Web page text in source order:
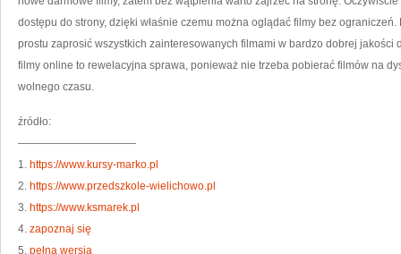
dostępu do strony, dzięki właśnie czemu można oglądać filmy bez
prostu zaprosić wszystkich zainteresowanych filmami w bardzo dobrej jakości
filmy online to rewelacyjna sprawa, ponieważ nie trzeba pobierać filmów na
wolnego czasu.
źródło:
———————————
1. https://www.kursy-marko.pl
2. https://www.przedszkole-wielichowo.pl
3. https://www.ksmarek.pl
4. zapoznaj się
5. pełna wersja